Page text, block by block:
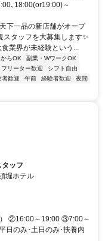
､18:00(or19:00)～
下一品の新店舗がオープ
タッフを大募集します✨
業界が未経験という...
らOK
副業・WワークOK
フリーター歓迎
シフト自由
者歓迎 午前 経験者歓迎
夜間
ッフ
堀ホテル
②16:00～19:00 ③7:00～
日のみ･土日のみ･扶養内